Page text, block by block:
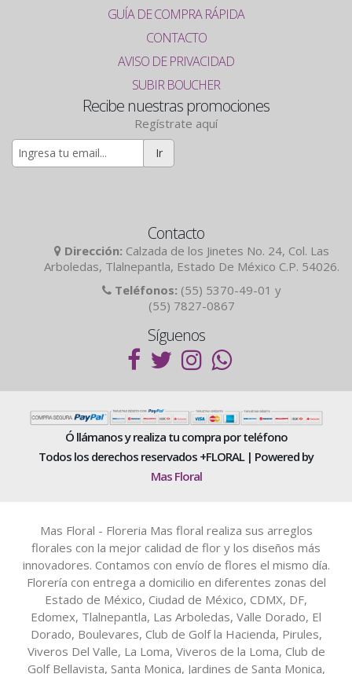
GUÍA DE COMPRA RÁPIDA
CONTACTO
AVISO DE PRIVACIDAD
SUBIR BOUCHER
Recibe nuestras promociones
Regístrate aquí
Ir
Contacto
Dirección: Calzada de los Jinetes No. 24, Col. Las
Arboledas, Tlalnepantla, Estado De México C.P. 54026.
Teléfonos: (55) 5370-49-01 y
(55) 7827-0867
Síguenos
Ó llámanos y realiza tu compra por teléfono
Todos los derechos reservados +FLORAL | Powered by
Mas Floral
Mas Floral - Floreria Mas floral realiza sus arreglos
florales con la mejor calidad de flor y los diseños más
innovadores. Contamos con envío de flores el mismo día.
Florería con entrega a domicilio en diferentes zonas del
Estado de México, Ciudad de México, CDMX, DF,
Edomex, Tlalnepantla, Las Arboledas, Valle Dorado, El
Dorado, Boulevares, Club de Golf la Hacienda, Pirules,
Viveros Del Valle, La Loma, Viveros de la Loma, Club de
Golf Bellavista, Santa Monica, Jardines de Santa Monica,